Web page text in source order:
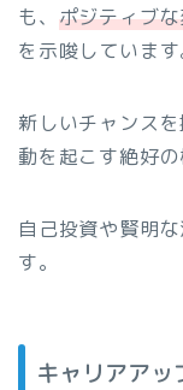
も、 ポジティブ
を示唆しています
新しいチャンス
動を起こす絶好
自己投資や賢明
す。
キャリアアッ